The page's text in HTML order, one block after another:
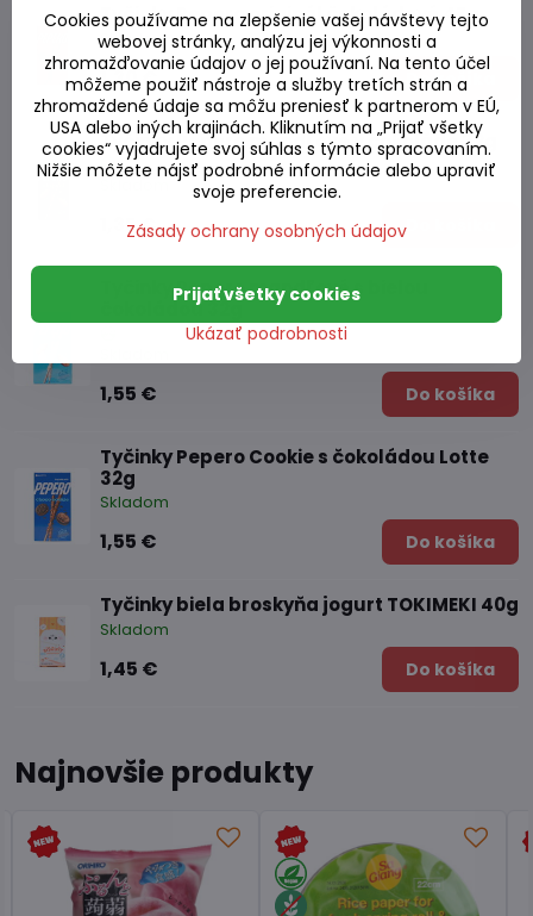
Tyčinky Pepero originál čokoládové 47g
Skladom
1,30 € Do košíka
Tyčinky Pepero mandľové v čokoláde 32g
1,35 € Do košíka
Tyčinky Pepero mandľové s bielou
čokoládou 32g
1,55 € Do košíka
Tyčinky Pepero Cookie s čokoládou Lotte
32g
Skladom
1,55 € Do košíka
Tyčinky biela broskyňa jogurt TOKIMEKI 40g
Skladom
1,45 € Do košíka
Najnovšie produkty
Cookies používame na zlepšenie vašej návštevy tejto
webovej stránky, analýzu jej výkonnosti a
zhromažďovanie údajov o jej používaní. Na tento účel
môžeme použiť nástroje a služby tretích strán a
zhromaždené údaje sa môžu preniesť k partnerom v EÚ,
USA alebo iných krajinách. Kliknutím na „Prijať všetky
cookies“ vyjadrujete svoj súhlas s týmto spracovaním.
Nižšie môžete nájsť podrobné informácie alebo upraviť
svoje preferencie.
Zásady ochrany osobných údajov
Ukázať podrobnosti
Prijať všetky cookies